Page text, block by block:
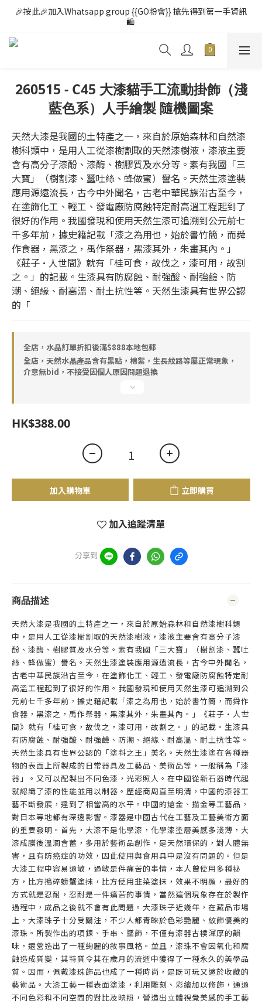
🎉按此🎉加入Whatsapp group {{GO粉會}} 搶先得到第一手資訊
🛍️
260515 - C45 大漆貓手工流動掛飾（淺
藍色系）人手繪製 隨機圖案
天然大漆是我國的土特產之一，來自於原始森林和自然漆
樹科類中，是用人工從漆樹割取的天然漆樹液，漆液主要
含有高分子漆酚、漆酶、樹膠質及水分等。素有我國「三
大寶」（樹割漆、蠶吐絲、蜂做蜜）譽名。天然生漆塗裝
應用源遠流長，古今中外聞名，古老中華民族沿古至今，
在塗飾化工、輕工、發電廠防腐蝕特定耐高溫工程起到了
很好的作用。我國發現和使用天然生漆可追溯到公元前七
千多年前，據史籍記載「漆之為用也，始於書竹簡，而舜
作食器，黑漆之，禹作祭器，黑漆其外，朱畫其內。」
《莊子·人世間》就有「桂可食，故伐之，漆可用，故割
之。」的記載。生漆具有防腐蝕、耐強酸、耐強鹼、防
潮、絕緣、耐高溫、耐土抗性等。天然生漆具有世界公認
的「
全店，水晶訂單折扣後滿$888本地包郵
全店，天然水晶產品含有黑點，棉絮，生長紋路等屬正常現象，
介意無bid，不接受因個人原因問題退換
HK$388.00
加入購物車 立即購買
加入追蹤清單
分享到
商品描述
天然大漆是我國的土特產之一，來自於原始森林和自然漆樹科類
中，是用人工從漆樹割取的天然漆樹液，漆液主要含有高分子漆
酚、漆酶、樹膠質及水分等。素有我國「三大寶」（樹割漆、蠶吐
絲、蜂做蜜）譽名。天然生漆塗裝應用源遠流長，古今中外聞名，
古老中華民族沿古至今，在塗飾化工、輕工、發電廠防腐蝕特定耐
高溫工程起到了很好的作用。我國發現和使用天然生漆可追溯到公
元前七千多年前，據史籍記載「漆之為用也，始於書竹簡，而舜作
食器，黑漆之，禹作祭器，黑漆其外，朱畫其內。」《莊子·人世
間》就有「桂可食，故伐之，漆可用，故割之。」的記載。生漆具
有防腐蝕、耐強酸、耐強鹼、防潮、絕緣、耐高溫、耐土抗性等。
天然生漆具有世界公認的「塗料之王」美名。天然生漆塗在各種器
物的表面上所製成的日常器具及工藝品、美術品等，一般稱為「漆
器」。又可以配製出不同色漆，光彩照人。在中國從新石器時代起
就認識了漆的性能並用以制器。歷經商周直至明清，中國的漆器工
藝不斷發展，達到了相當高的水平。中國的熗金、描金等工藝品，
對日本等地都有深遠影響。漆器是中國古代在工藝及工藝美術方面
的重要發明。首先，大漆不是化學漆，化學漆塗層美感多淺薄，大
漆成膜後溫潤含蓄，多用於藝術品創作，是天然環保的，對人體無
害，且有防癌症的功效，因此使用與食用具中是沒有問題的。但是
大漆工程中容易過敏，過敏是件痛苦的事情，本人曾使用多種秘
方，比方搗碎螃蟹塗抹，比方使用韭菜塗抹，效果不明顯，最好的
方式就是忍耐，忍耐是一件痛苦的事情，當然這個現象存在於製作
過程中，成品之後就不會有此問題。大漆珠子近幾年，在藏品市場
上，大漆珠子十分受關注，不少人都青睞於色彩艷麗、紋飾優美的
漆珠。所製作出的項鍊、手串、墜飾，不僅有漆器古樸渾厚的韻
味，還營造出了一種絢麗的敘事風格。並且，漆珠不會因氧化和腐
蝕造成質變，其特質令其在歲月的流逝中獲得了一種永久的美學品
質。因而，佩戴漆珠飾品也成了一種時尚，是既可玩又適於收藏的
藝術品。大漆工藝一種表面塗漆，利用雕刻、彩繪加以修飾，通過
不同色彩和不同空間的對比及映照，營造出立體視覺美感的手工藝